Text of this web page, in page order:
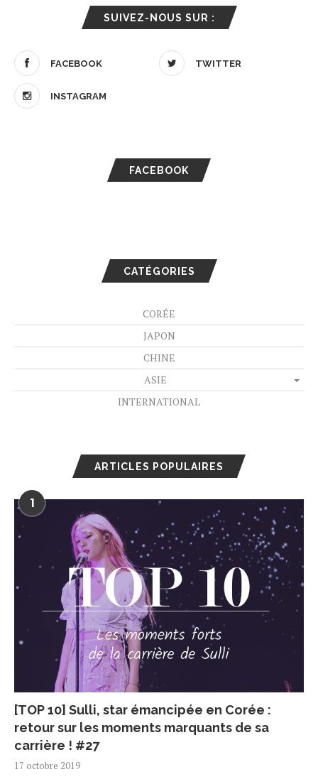
SUIVEZ-NOUS SUR :
FACEBOOK TWITTER
INSTAGRAM
FACEBOOK
CATÉGORIES
CORÉE
JAPON
CHINE
ASIE
INTERNATIONAL
ARTICLES POPULAIRES
1
[TOP 10] Sulli, star émancipée en Corée :
retour sur les moments marquants de sa
carrière ! #27
17 octobre 2019